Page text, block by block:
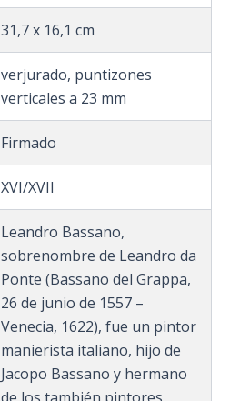
31,7 x 16,1 cm
verjurado, puntizones
verticales a 23 mm
Firmado
XVI/XVII
Leandro Bassano,
sobrenombre de Leandro da
Ponte (Bassano del Grappa,
26 de junio de 1557 –
Venecia, 1622), fue un pintor
manierista italiano, hijo de
Jacopo Bassano y hermano